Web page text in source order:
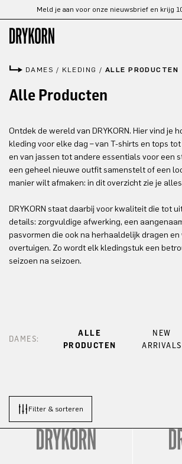
Ga naar de hoofdinhoud
Meld je aan voor onze nieuwsbrief en krijg
DAMES / KLEDING / ALLE PRODUCTEN
Alle Producten
Ontdek de wereld van DRYKORN. Hier vind je
kleding voor elke dag – van T-shirts en tops
en van jassen tot andere essentials voor een
een geheel nieuwe outfit samenstelt of een
manier wilt afmaken: in dit overzicht zie je
DRYKORN staat daarbij voor kwaliteit die tot
details: zorgvuldige afwerking, een
pasvormen die ook na herhaaldelijk dragen
overtuigen. Zo wordt elk kledingstuk een
seizoen na seizoen.
DAMES:
ALLE
PRODUCTEN
NEW
ARRIVALS
Filter & sorteren